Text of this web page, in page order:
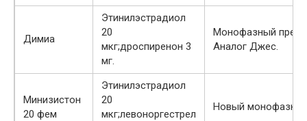
Димиа
Этинилэстрадиол
20
мкг;дроспиренон 3
мг.
Монофазный
Аналог Джес.
Минизистон
20 фем
Этинилэстрадиол
20
мкг;левоноргестрел
Новый